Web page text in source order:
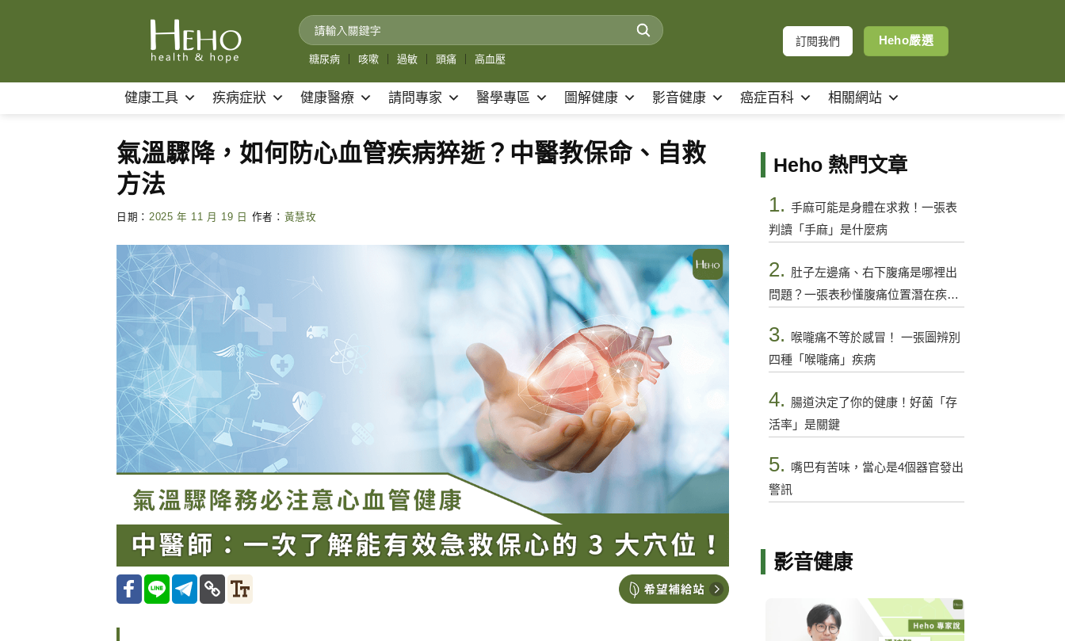
糖尿病 咳嗽 過敏 頭痛 高血壓
訂閱我們 Heho嚴選
健康工具 疾病症狀 健康醫療 請問專家 醫學專區 圖解健康 影音健康 癌症百科 相關網站
氣溫驟降，如何防心血管疾病猝逝？中醫教保命、自救
方法
日期： 2025 年 11 月 19 日 作者： 黃慧玫
Heho 熱門文章
1. 手麻可能是身體在求救！一張表
判讀「手麻」是什麼病
2. 肚子左邊痛、右下腹痛是哪裡出
問題？一張表秒懂腹痛位置潛在疾病
3.
喉嚨痛不等於感冒！ 一張圖辨別
四種「喉嚨痛」疾病
4. 腸道決定了你的健康！好菌「存
活率」是關鍵
5. 嘴巴有苦味，當心是4個器官發出
警訊
影音健康